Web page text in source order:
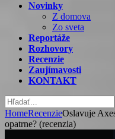
Novinky
Z domova
Zo sveta
Reportáže
Rozhovory
Recenzie
Zaujímavosti
KONTAKT
HomeRecenzieOslavuje
opatrne? (recenzia)